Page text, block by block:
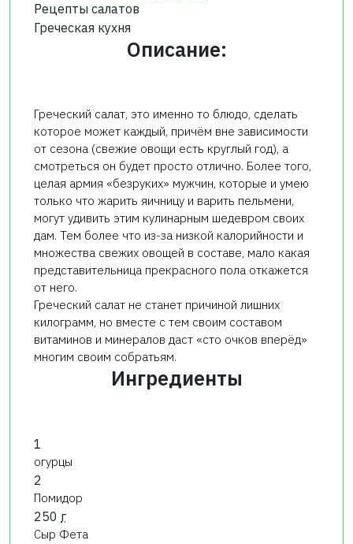
Рецепты салатов
Греческая кухня
Описание:
Греческий салат, это именно то блюдо, сделать
которое может каждый, причём вне зависимости
от сезона (свежие овощи есть круглый год), а
смотреться он будет просто отлично. Более того,
целая армия «безруких» мужчин, которые и умею
только что жарить яичницу и варить пельмени,
могут удивить этим кулинарным шедевром своих
дам. Тем более что из-за низкой калорийности и
множества свежих овощей в составе, мало какая
представительница прекрасного пола откажется
от него.
Греческий салат не станет причиной лишних
килограмм, но вместе с тем своим составом
витаминов и минералов даст «сто очков вперёд»
многим своим собратьям.
Ингредиенты
1
огурцы
2
Помидор
250 г
Сыр Фета